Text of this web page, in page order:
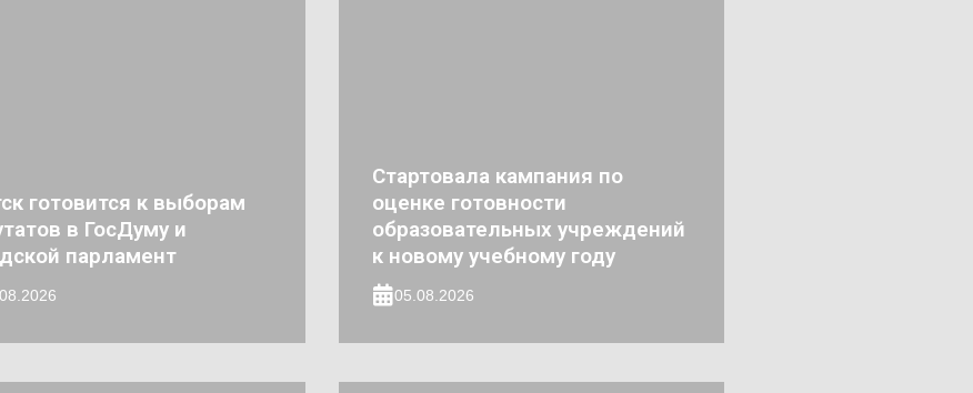
готовится к выборам
в ГосДуму и
парламент
Стартовала кампания по
оценке готовности
образовательных учреждений
к новому учебному году
05.08.2026